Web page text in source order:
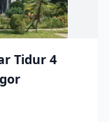
Tidur 4